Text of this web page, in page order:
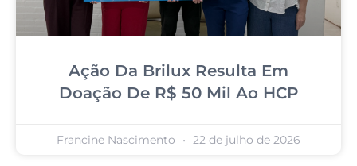
Ação Da Brilux Resulta Em
Doação De R$ 50 Mil Ao HCP
Francine Nascimento 22 de julho de 2026